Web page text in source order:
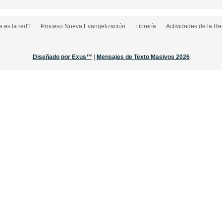
es la red? Proceso Nueva Evangelización Librería Actividades de la
Diseñado por Exus™ Mensajes de Texto Masivos 2026